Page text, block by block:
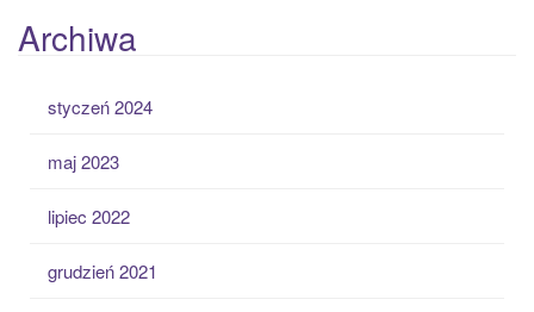
Archiwa
styczeń 2024
maj 2023
lipiec 2022
grudzień 2021